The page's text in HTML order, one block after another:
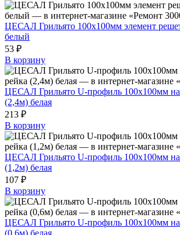
ЦЕСАЛ Грильято 100х100мм элемент
белый
53 ₽
В корзину
ЦЕСАЛ Грильято U-профиль 100х100мм
(2,4м) белая
213 ₽
В корзину
ЦЕСАЛ Грильято U-профиль 100х100мм
(1,2м) белая
107 ₽
В корзину
ЦЕСАЛ Грильято U-профиль 100х100мм
(0,6м) белая